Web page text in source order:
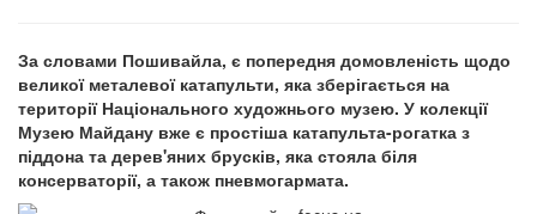
За словами Пошивайла, є попередня домовленість щодо
великої металевої катапульти, яка зберігається на
території Національного художнього музею. У колекції
Музею Майдану вже є простіша катапульта-рогатка з
піддона та дерев'яних брусків, яка стояла біля
консерваторії, а також пневмогармата.